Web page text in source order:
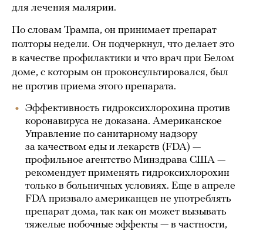
для лечения малярии.
По словам Трампа, он принимает препарат
полторы недели. Он подчеркнул, что делает это
в качестве профилактики и что врач при Белом
доме, с которым он проконсультировался, был
не против приема этого препарата.
Эффективность гидроксихлорохина против
коронавируса не доказана. Американское
Управление по санитарному надзору
за качеством еды и лекарств (FDA) —
профильное агентство Минздрава США —
рекомендует применять гидроксихлорохин
только в больничных условиях. Еще в апреле
FDA призвало американцев не употреблять
препарат дома, так как он может вызывать
тяжелые побочные эффекты — в частности,